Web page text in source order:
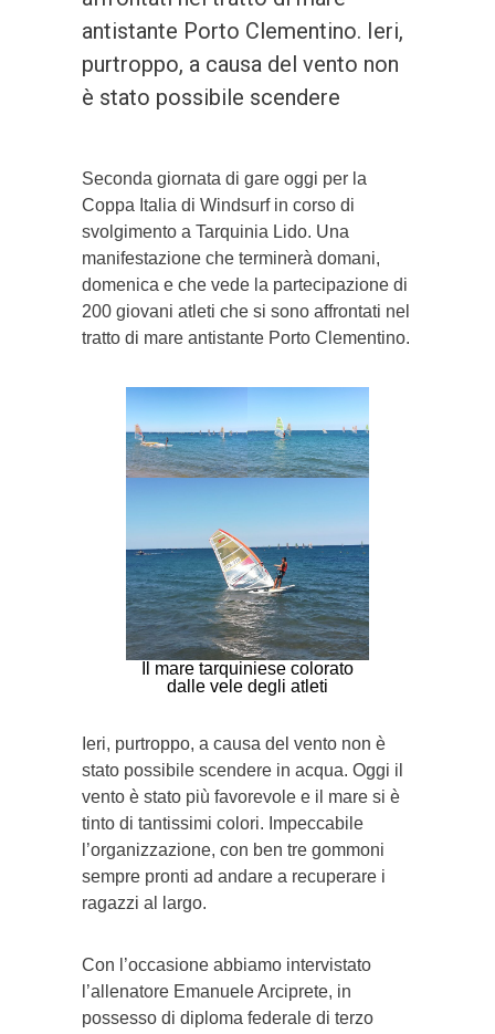
antistante Porto Clementino. Ieri,
purtroppo, a causa del vento non
è stato possibile scendere
Seconda giornata di gare oggi per la
Coppa Italia di Windsurf in corso di
svolgimento a Tarquinia Lido. Una
manifestazione che terminerà domani,
domenica e che vede la partecipazione di
200 giovani atleti che si sono affrontati nel
tratto di mare antistante Porto Clementino.
Il mare tarquiniese colorato
dalle vele degli atleti
Ieri, purtroppo, a causa del vento non è
stato possibile scendere in acqua. Oggi il
vento è stato più favorevole e il mare si è
tinto di tantissimi colori. Impeccabile
l’organizzazione, con ben tre gommoni
sempre pronti ad andare a recuperare i
ragazzi al largo.
Con l’occasione abbiamo intervistato
l’allenatore Emanuele Arciprete, in
possesso di diploma federale di terzo